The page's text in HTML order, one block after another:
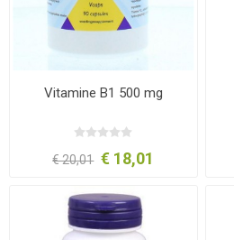
Vitamine B1 500 mg
€ 20,01 € 18,01